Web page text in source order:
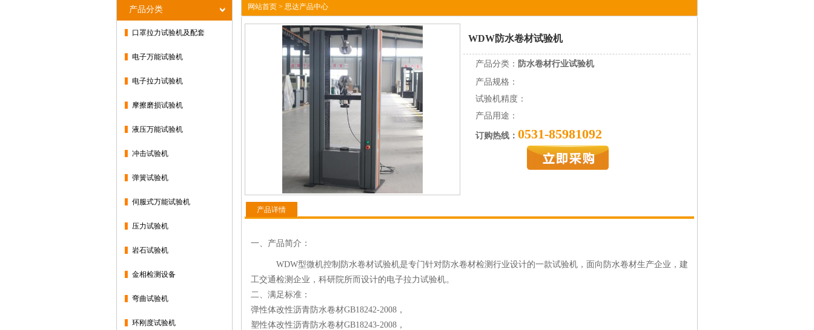
产品分类
口罩拉力试验机及配套
电子万能试验机
电子拉力试验机
摩擦磨损试验机
液压万能试验机
冲击试验机
弹簧试验机
伺服式万能试验机
压力试验机
岩石试验机
金相检测设备
弯曲试验机
环刚度试验机
网站首页 > 思达产品中心
WDW防水卷材试验机
产品分类： 防水卷材行业试验机
产品规格：
试验机精度：
产品用途：
订购热线： 0531-85981092
产品详情
一、产品简介：
WDW型微机控制防水卷材试验机是专门针对防水卷材检测行业设计的一款试验机，面向防水卷材生产企业，建
工交通检测企业，科研院所而设计的电子拉力试验机。
二、满足标准：
弹性体改性沥青防水卷材GB18242-2008，
塑性体改性沥青防水卷材GB18243-2008，